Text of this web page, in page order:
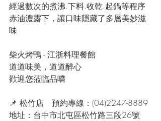
經過數次的煮沸.下料.收乾.起鍋等程序
赤油濃露下，讓口味隱藏了多層美妙滋
味
柴火烤鴨 - 江浙料理餐館
道道味美，道道醉心
歡迎您蒞臨品嚐
📌 松竹店　預約專線：(04)2247-8889
地址：台中市北屯區松竹路三段26號